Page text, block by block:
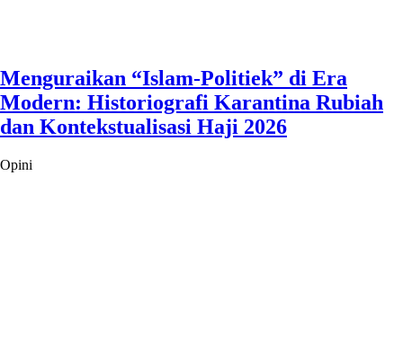
Menguraikan “Islam-Politiek” di Era
Modern: Historiografi Karantina Rubiah
dan Kontekstualisasi Haji 2026
Opini